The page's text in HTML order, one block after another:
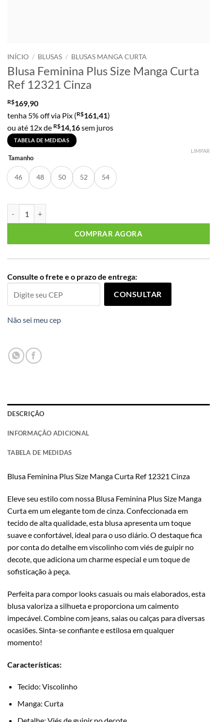
INÍCIO / BLUSAS / BLUSAS MANGA CURTA
Blusa Feminina Plus Size Manga Curta
Ref 12321 Cinza
R$169,90
tenha 5% off via Pix (R$161,41)
ou até 12x de R$14,16sem juros
TABELA DE MEDIDAS
Tamanho
46 48 50 52 54
LIMPAR
COMPRAR AGORA
Consulte o frete e o prazo de entrega:
CONSULTAR
Não sei meu cep
DESCRIÇÃO
INFORMAÇÃO ADICIONAL
TABELA DE MEDIDAS
Blusa Feminina Plus Size Manga Curta Ref 12321 Cinza
Eleve seu estilo com nossa Blusa Feminina Plus Size Manga
Curta em um elegante tom de cinza. Confeccionada em
tecido de alta qualidade, esta blusa apresenta um toque
suave e confortável, ideal para o uso diário. O destaque fica
por conta do detalhe em viscolinho com viés de guipir no
decote, que adiciona um charme especial e um toque de
sofisticação à peça.
Perfeita para compor looks casuais ou mais elaborados, esta
blusa valoriza a silhueta e proporciona um caimento
impecável. Combine com jeans, saias ou calças para diversas
ocasiões. Sinta-se confiante e estilosa em qualquer
momento!
Características:
Tecido: Viscolinho
Manga: Curta
Detalhe: Viés de guipir no decote